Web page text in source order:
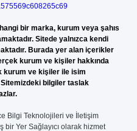
bir marka, kurum veya şahıs
Sitede yalnızca kendi
Burada yer alan içerikler
kurum ve kişiler hakkında
kurum ve kişiler ile isim
bilgiler taslak
Bilgi Teknolojileri ve İletişim
bir Yer Sağlayıcı olarak hizmet